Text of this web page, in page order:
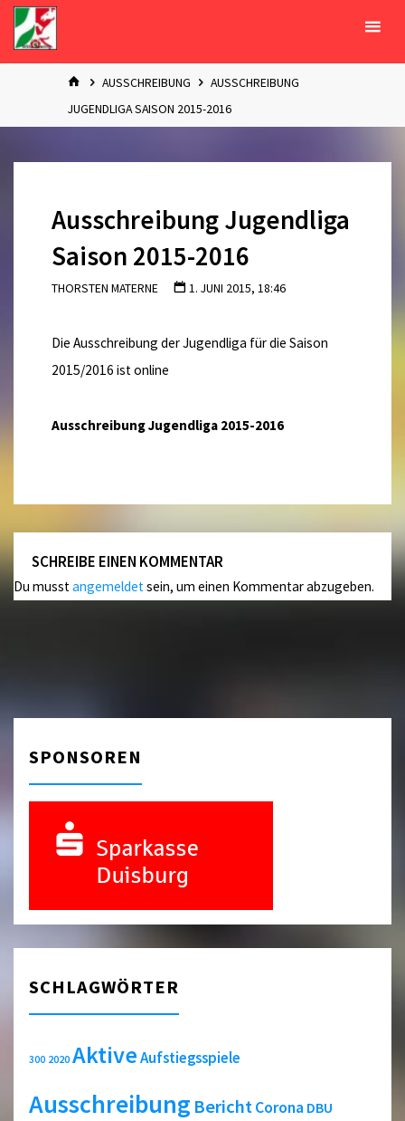
Zum
Inhalt
springen
STARTAUSSCHREIBUNG
AUSSCHREIBUNG
JUGENDLIGA SAISON 2015-2016
Ausschreibung Jugendliga
Saison 2015-2016
THORSTEN MATERNE 1. JUNI 2015, 18:46
Die Ausschreibung der Jugendliga für die Saison
2015/2016 ist online
Ausschreibung Jugendliga 2015-2016
SCHREIBE EINEN KOMMENTAR
Du musstangemeldet sein, um einen Kommentar abzugeben.
SPONSOREN
SCHLAGWÖRTER
300 2020 AktiveAufstiegsspiele
Ausschreibung BerichtCorona DBU